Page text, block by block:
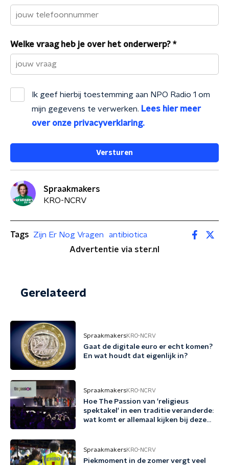
Welke vraag heb je over het onderwerp? *
Ik geef hierbij toestemming aan NPO Radio 1 om
mijn gegevens te verwerken. Lees hier meer
over onze privacyverklaring.
Versturen
Spraakmakers
KRO-NCRV
Tags Zijn Er Nog Vragen
antibiotica
Advertentie via ster.nl
Gerelateerd
SpraakmakersKRO-NCRV
Gaat de digitale euro er echt komen?
En wat houdt dat eigenlijk in?
SpraakmakersKRO-NCRV
Hoe The Passion van 'religieus
spektakel' in een traditie veranderde:
wat komt er allemaal kijken bij deze
SpraakmakersKRO-NCRV
Piekmoment in de zomer vergt veel